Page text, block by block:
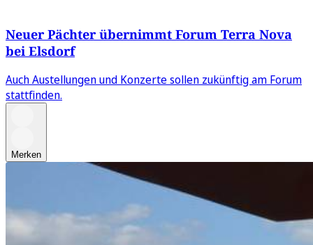
Neuer Pächter übernimmt Forum Terra Nova
bei Elsdorf
Auch Austellungen und Konzerte sollen zukünftig am Forum
stattfinden.
Merken